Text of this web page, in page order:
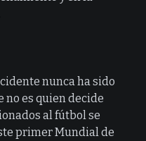
nunca ha sido
no es quien decide
al fútbol se
primer Mundial de